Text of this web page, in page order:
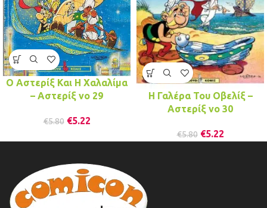
Ο Αστερίξ Και Η Χαλαλίμα
– Αστερίξ νo 29
€5.80 €5.22
Η Γαλέρα Του Οβελίξ –
Αστερίξ νo 30
€5.80 €5.22